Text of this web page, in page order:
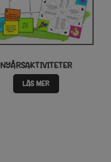
NYÅRSAKTIVITETER
LÄS MER